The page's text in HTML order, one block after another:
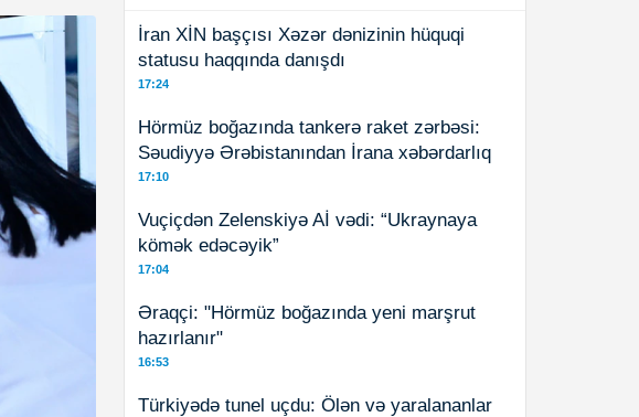
İran XİN başçısı Xəzər dənizinin hüquqi
statusu haqqında danışdı
17:24
Hörmüz boğazında tankerə raket zərbəsi:
Səudiyyə Ərəbistanından İrana xəbərdarlıq
17:10
Vuçiçdən Zelenskiyə Aİ vədi: “Ukraynaya
kömək edəcəyik”
17:04
Əraqçi: "Hörmüz boğazında yeni marşrut
hazırlanır"
16:53
Türkiyədə tunel uçdu: Ölən və yaralananlar